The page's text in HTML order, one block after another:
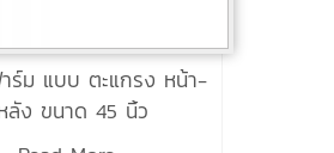
ร์ม แบบ ตะแกรง หน้า-
ลัง ขนาด 45 นิ้ว